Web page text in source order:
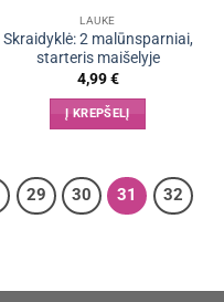
LAUKE
Skraidyklė: 2 malūnsparniai,
starteris maišelyje
4,99€
Į KREPŠELĮ
29 30 31 32